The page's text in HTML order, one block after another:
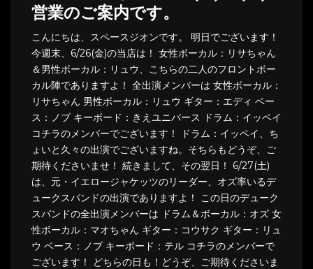
営業のご案内です。
こんにちは、スペースジオンです。 明日でございます！
今週末、6/26(金)の当店は！ 女性ボーカル：リサちゃん
＆男性ボーカル：リュウ、こちらの二人のフロントボー
カル陣でありますよ！ 全出演メンバーは 女性ボーカル：
リサちゃん 男性ボーカル：リュウ ギター：エディ ベー
ス：ノブ キーボード：きえユニバース ドラム：イッペイ
コチラのメンバーでございます！ ドラム：イッペイ、ち
ょいと久々の出演でございますね。そちらもどうぞ、ご
期待くださいませ！ 続きまして、その翌日！ 6/27(土)
は、元・イエロージャケッツのリーダー、オズ率いるデ
ュークスバンドの出演でありますよ！ この日のデューク
スバンドの全出演メンバーは ドラム＆ボーカル：オズ 女
性ボーカル：マオちゃん ギター：コウサク ギター：リュ
ウ ベース：ノブ キーボード：テル コチラのメンバーで
ございます！ どちらの日も！どうぞ、ご期待くださいま